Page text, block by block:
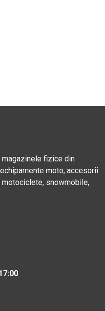
magazinele fizice din
moto, accesorii
snowmobile,